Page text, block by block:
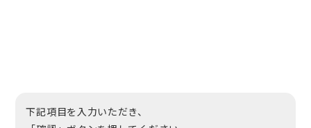
下記項目を入力いただき、